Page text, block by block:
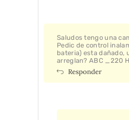
Saludos tengo una
Pedic de control
bateria) esta dañado,
arreglan? ABC _220
Responder